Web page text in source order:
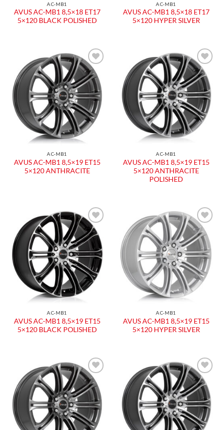
AC-MB1
AVUS AC-MB1 8,5×18 ET17
5×120 BLACK POLISHED
AC-MB1
AVUS AC-MB1 8,5×18 ET17
5×120 HYPER SILVER
Aggiungi
alla lista
dei
desideri
AC-MB1
AVUS AC-MB1 8,5×19 ET15
5×120 ANTHRACITE
Aggiungi
alla lista
dei
desideri
AC-MB1
AVUS AC-MB1 8,5×19 ET15
5×120 ANTHRACITE
POLISHED
Aggiungi
alla lista
dei
desideri
AC-MB1
AVUS AC-MB1 8,5×19 ET15
5×120 BLACK POLISHED
Aggiungi
alla lista
dei
desideri
AC-MB1
AVUS AC-MB1 8,5×19 ET15
5×120 HYPER SILVER
Aggiungi
alla lista
dei
desideri
Aggiungi
alla lista
dei
desideri